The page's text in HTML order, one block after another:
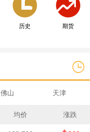
历史 期货
佛山 天津
均价 涨跌